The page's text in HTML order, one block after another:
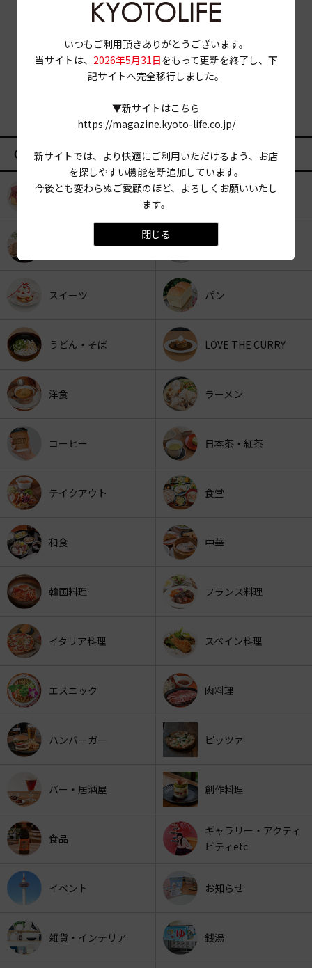
いつもご利用頂きありがとうございます。
当サイトは、 2026年5月31日をもって更新を終了し、下
記サイトへ完全移行しました。
▼新サイトはこちら
https://magazine.kyoto-life.co.jp/
新サイトでは、より快適にご利用いただけるよう、お店
を探しやすい機能を新追加しています。
今後とも変わらぬご愛顧のほど、よろしくお願いいたし
ます。
閉じる
CATEGORY
KYOTO OYATSU CLUB スナックフード
京みやげ
スイーツ パン
うどん・そば LOVE THE CURRY
洋食 ラーメン
コーヒー 日本茶・紅茶
テイクアウト 食堂
和食 中華
韓国料理 フランス料理
イタリア料理 スペイン料理
エスニック 肉料理
ハンバーガー ピッツァ
バー・居酒屋 創作料理
食品
ギャラリー・アクティ
ビティetc
イベント お知らせ
雑貨・インテリア 銭湯